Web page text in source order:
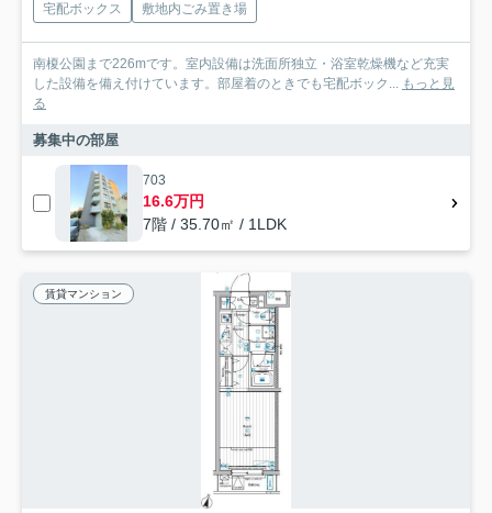
宅配ボックス
敷地内ごみ置き場
南榎公園まで226mです。室内設備は洗面所独立・浴室乾燥機など充実
した設備を備え付けています。部屋着のときでも宅配ボック... もっと見
る
募集中の部屋
703
16.6万円
7階 / 35.70㎡ / 1LDK
賃貸マンション